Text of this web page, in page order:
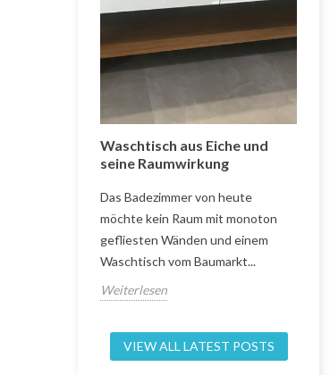
Waschtisch aus Eiche und
seine Raumwirkung
Das Badezimmer von heute
möchte kein Raum mit monoton
gefliesten Wänden und einem
Waschtisch vom Baumarkt...
Weiterlesen
VIEW ALL LATEST POSTS